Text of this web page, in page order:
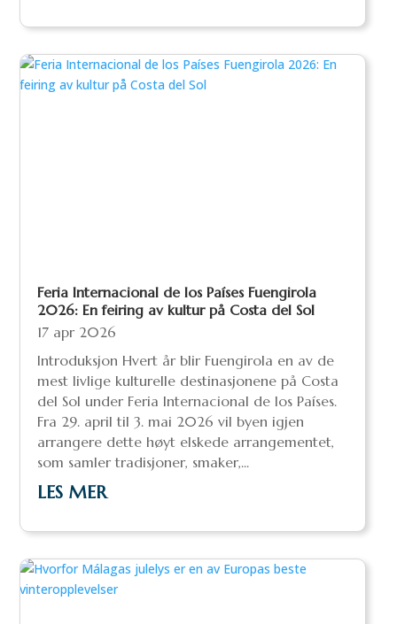
Feria Internacional de los Países Fuengirola
2026: En feiring av kultur på Costa del Sol
17 apr 2026
Introduksjon Hvert år blir Fuengirola en av de
mest livlige kulturelle destinasjonene på Costa
del Sol under Feria Internacional de los Países.
Fra 29. april til 3. mai 2026 vil byen igjen
arrangere dette høyt elskede arrangementet,
som samler tradisjoner, smaker,...
LES MER